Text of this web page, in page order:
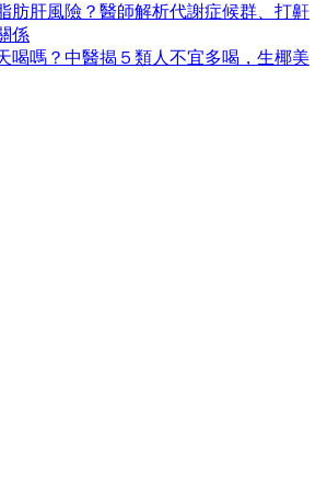
肪肝風險？醫師解析代謝症候群、打鼾
係
喝嗎？中醫揭５類人不宜多喝，生椰美